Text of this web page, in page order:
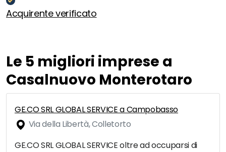
Acquirente verificato
Le 5 migliori imprese a
Casalnuovo Monterotaro
GE.CO SRL GLOBAL SERVICE a Campobasso
Via della Libertà, Colletorto
GE.CO SRL GLOBAL SERVICE oltre ad occuparsi di